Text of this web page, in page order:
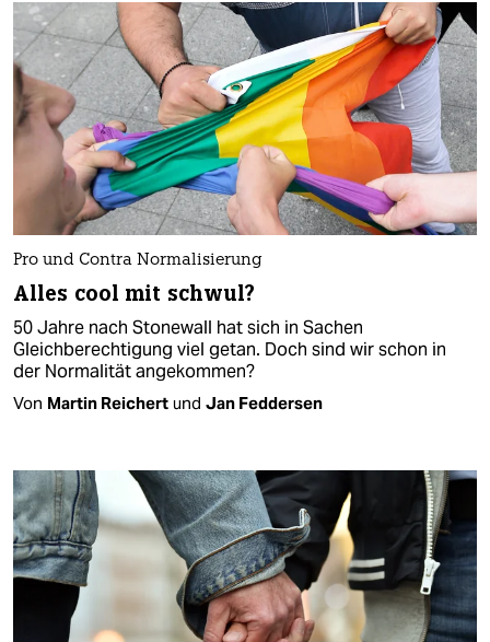
Pro und Contra Normalisierung
Alles cool mit schwul?
50 Jahre nach Stonewall hat sich in Sachen
Gleichberechtigung viel getan. Doch sind wir schon in
der Normalität angekommen?
Von Martin Reichert und Jan Feddersen